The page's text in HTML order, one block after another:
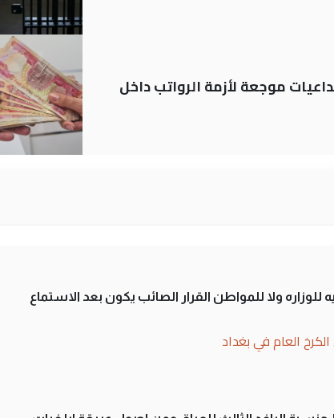
موجعة لأزمة الرواتب داخل
ولا للمواطن القرار الصائب يكون بعد الاستماع
العام في بغداد